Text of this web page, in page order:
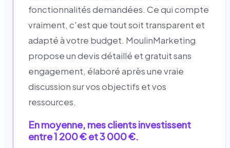
fonctionnalités demandées. Ce qui compte
vraiment, c'est que tout soit transparent et
adapté à votre budget. MoulinMarketing
propose un devis détaillé et gratuit sans
engagement, élaboré après une vraie
discussion sur vos objectifs et vos
ressources.
En moyenne, mes clients investissent
entre 1 200 € et 3 000 €.